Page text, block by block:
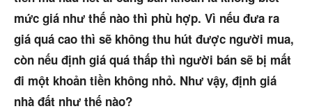
Cho thuê
Thị trường
Liên hệ
mức giá như thế nào thì phù hợp. Vì nếu đưa ra
giá quá cao thì sẽ không thu hút được người mua,
còn nếu định giá quá thấp thì người bán sẽ bị mất
đi một khoản tiền không nhỏ. Như vậy, định giá
nhà đất như thế nào?